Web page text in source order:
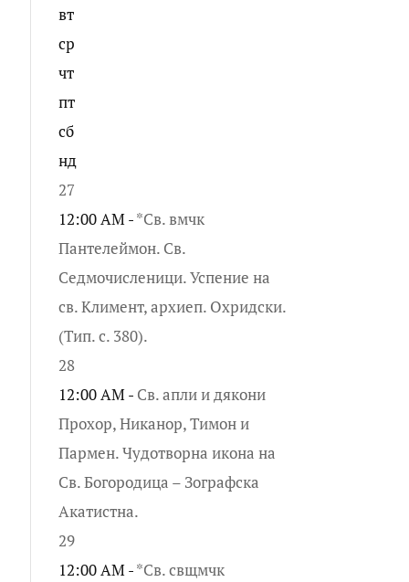
вт
ср
чт
пт
сб
нд
27
12:00 AM -*Св. вмчк
Пантелеймон. Св.
Седмочисленици. Успение на
св. Климент, архиеп. Охридски.
(Тип. с. 380).
28
12:00 AM - Св. апли и дякони
Прохор, Никанор, Тимон и
Пармен. Чудотворна икона на
Св. Богородица – Зографска
Акатистна.
29
12:00 AM -*Св. свщмчк